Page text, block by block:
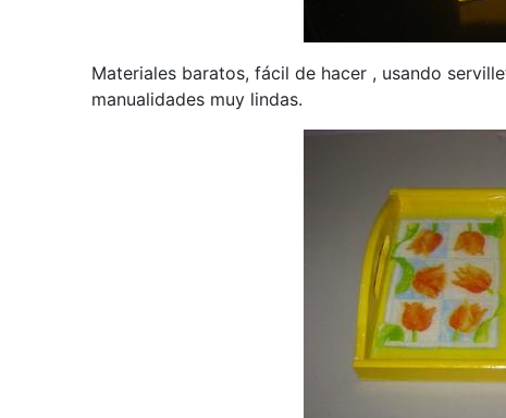
Materiales baratos, fácil de hacer , usando
manualidades muy lindas.